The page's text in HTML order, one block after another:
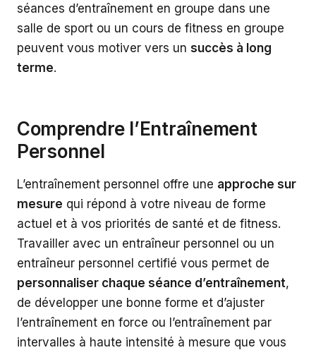
séances d’entraînement en groupe dans une
salle de sport ou un cours de fitness en groupe
peuvent vous motiver vers un succès à long
terme.
Comprendre l’Entraînement
Personnel
L’entraînement personnel offre une approche sur
mesure qui répond à votre niveau de forme
actuel et à vos priorités de santé et de fitness.
Travailler avec un entraîneur personnel ou un
entraîneur personnel certifié vous permet de
personnaliser chaque séance d’entraînement,
de développer une bonne forme et d’ajuster
l’entraînement en force ou l’entraînement par
intervalles à haute intensité à mesure que vous